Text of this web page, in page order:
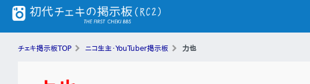
チェキ掲示板TOP ニコ生主・YouTuber掲示板 力也